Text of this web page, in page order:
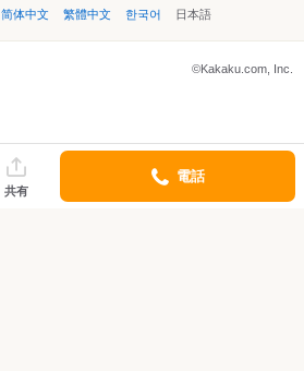
简体中文 繁體中文 한국어 日本語
©Kakaku.com, Inc.
共有
電話